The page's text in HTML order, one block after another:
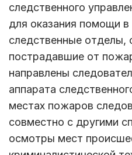
следственного
для оказания помощи
следственные
пострадавшие от
направлены
аппарата
местах пожаров
совместно с другими
осмотры мест